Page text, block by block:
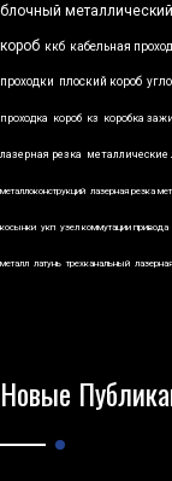
блочный
короб ккб кабельная
проходки плоский короб
проходка короб кз коробка
лазерная резка металлические
металлоконструкций лазерная резка
косынки укп узел коммутации привода
металл латунь трехканальный
Новые